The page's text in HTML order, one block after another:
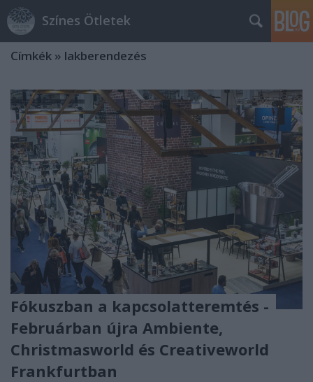
Színes Ötletek
Címkék » lakberendezés
Fókuszban a kapcsolatteremtés -
Februárban újra Ambiente,
Christmasworld és Creativeworld
Frankfurtban